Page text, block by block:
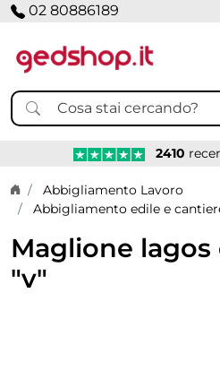
02 80886189
2410
Home page
Abbigliamento Lavoro
Abbigliamento edile e
Maglione lagos
"v"